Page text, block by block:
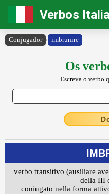
Verbos
Conjugador › imbrunire
Os
Escreva o verbo
verbo transitivo (ausiliare
della III
coniugato nella forma